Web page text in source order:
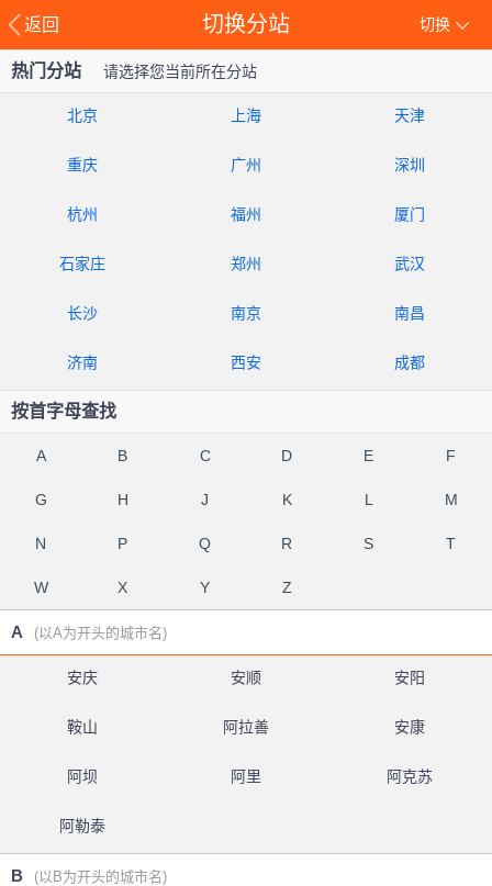
返回 切换
切换分站
热门分站 请选择您当前所在分站
北京 上海 天津
重庆 广州 深圳
杭州 福州 厦门
石家庄 郑州 武汉
长沙 南京 南昌
济南 西安 成都
按首字母查找
A B C D E F
G H J K L M
N P Q R S T
W X Y Z
A (以A为开头的城市名)
安庆 安顺 安阳
鞍山 阿拉善 安康
阿坝 阿里 阿克苏
阿勒泰
B (以B为开头的城市名)